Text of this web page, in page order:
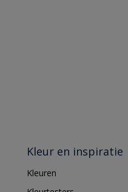
Kleur en inspiratie
Kleuren